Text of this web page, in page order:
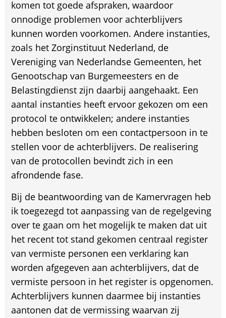
komen tot goede afspraken, waardoor
onnodige problemen voor achterblijvers
kunnen worden voorkomen. Andere instanties,
zoals het Zorginstituut Nederland, de
Vereniging van Nederlandse Gemeenten, het
Genootschap van Burgemeesters en de
Belastingdienst zijn daarbij aangehaakt. Een
aantal instanties heeft ervoor gekozen om een
protocol te ontwikkelen; andere instanties
hebben besloten om een contactpersoon in te
stellen voor de achterblijvers. De realisering
van de protocollen bevindt zich in een
afrondende fase.
Bij de beantwoording van de Kamervragen heb
ik toegezegd tot aanpassing van de regelgeving
over te gaan om het mogelijk te maken dat uit
het recent tot stand gekomen centraal register
van vermiste personen een verklaring kan
worden afgegeven aan achterblijvers, dat de
vermiste persoon in het register is opgenomen.
Achterblijvers kunnen daarmee bij instanties
aantonen dat de vermissing waarvan zij